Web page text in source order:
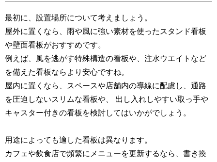
最初に、設置場所について考えましょう。
屋外に置くなら、雨や風に強い素材を使ったスタンド看板
や壁面看板がおすすめです。
例えば、風を逃がす特殊構造の看板や、注水ウエイトなど
を備えた看板ならより安心ですね。
屋内に置くなら、スペースや店舗内の導線に配慮し、通路
を圧迫しないスリムな看板や、
出し入れしやすい取っ手や
キャスター付きの看板を検討してはいかがでしょう。
用途によっても適した看板は異なります。
カフェや飲食店で頻繁にメニューを更新するなら、書き換